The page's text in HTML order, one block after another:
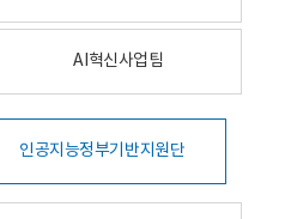
AI혁신사업팀
인공지능정부기반지원단